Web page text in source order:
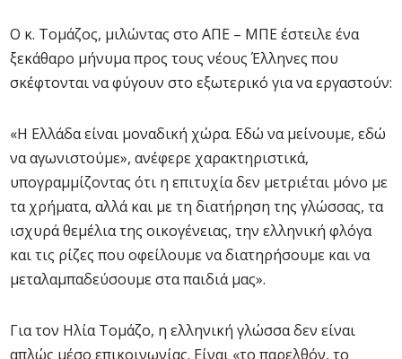
Ο κ. Τομάζος, μιλώντας στο ΑΠΕ – ΜΠΕ έστειλε ένα
ξεκάθαρο μήνυμα προς τους νέους Έλληνες που
σκέφτονται να φύγουν στο εξωτερικό για να εργαστούν:
«Η Ελλάδα είναι μοναδική χώρα. Εδώ να μείνουμε, εδώ
να αγωνιστούμε», ανέφερε χαρακτηριστικά,
υπογραμμίζοντας ότι η επιτυχία δεν μετριέται μόνο με
τα χρήματα, αλλά και με τη διατήρηση της γλώσσας, τα
ισχυρά θεμέλια της οικογένειας, την ελληνική φλόγα
και τις ρίζες που οφείλουμε να διατηρήσουμε και να
μεταλαμπαδεύσουμε στα παιδιά μας».
Για τον Ηλία Τομάζο, η ελληνική γλώσσα δεν είναι
απλώς μέσο επικοινωνίας. Είναι «το παρελθόν, το